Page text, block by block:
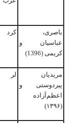
باصری،
عباسیان و
کریمی (1396)
کرد
مریدیان
پیردوستی و
اعظم‌آزاده
(۱۳۹۶)
لر